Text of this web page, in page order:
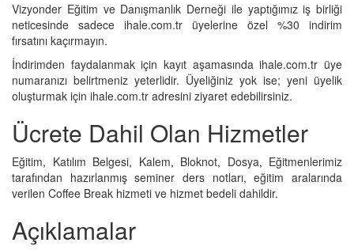
Vizyonder Eğitim ve Danışmanlık Derneği ile yaptığımız iş birliği
neticesinde sadece ihale.com.tr üyelerine özel %30 indirim
fırsatını kaçırmayın.
İndirimden faydalanmak için kayıt aşamasında ihale.com.tr üye
numaranızı belirtmeniz yeterlidir. Üyeliğiniz yok ise; yeni üyelik
oluşturmak için ihale.com.tr adresini ziyaret edebilirsiniz.
Ücrete Dahil Olan Hizmetler
Eğitim, Katılım Belgesi, Kalem, Bloknot, Dosya, Eğitmenlerimiz
tarafından hazırlanmış seminer ders notları, eğitim aralarında
verilen Coffee Break hizmeti ve hizmet bedeli dahildir.
Açıklamalar